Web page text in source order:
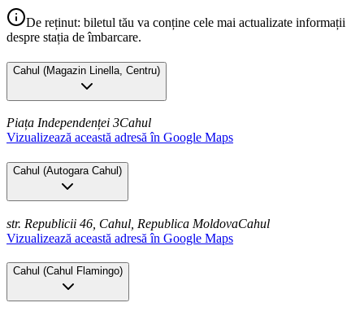
De reținut: biletul tău va conține cele mai actualizate informații
despre stația de îmbarcare.
Cahul (Magazin Linella, Centru)
Piața Independenței 3Cahul
Vizualizează această adresă în Google Maps
Cahul (Autogara Cahul )
str. Republicii 46, Cahul, Republica MoldovaCahul
Vizualizează această adresă în Google Maps
Cahul (Cahul Flamingo)